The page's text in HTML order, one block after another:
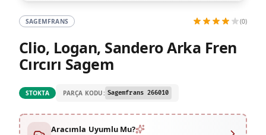
SAGEMFRANS (0)
Clio, Logan, Sandero Arka Fren
Cırcırı Sagem
STOKTA PARÇA KODU: Sagemfrans 266010
Aracımla Uyumlu Mu?